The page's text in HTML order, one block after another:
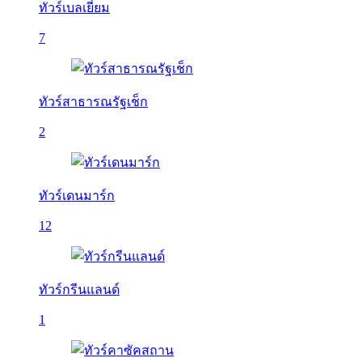
ทัวร์เบลเยี่ยม
7
ทัวร์สาธารณรัฐเช็ก
2
ทัวร์เดนมาร์ก
12
ทัวร์กรีนแลนด์
1